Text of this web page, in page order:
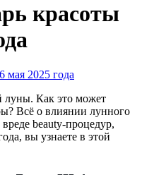
красоты
луны. Как это может
Всё о влиянии лунного
beauty-процедур,
вы узнаете в этой